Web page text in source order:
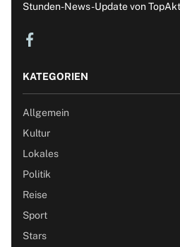
Stunden-News-Update von
KATEGORIEN
Allgemein
Kultur
Lokales
Politik
Reise
Sport
Stars